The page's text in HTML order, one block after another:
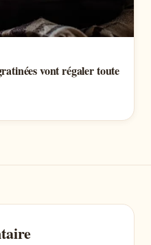
vont régaler toute